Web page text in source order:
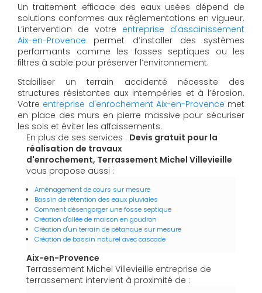
Un traitement efficace des eaux usées dépend de
solutions conformes aux réglementations en vigueur.
L’intervention de votre entreprise d'assainissement
Aix-en-Provence permet d’installer des systèmes
performants comme les fosses septiques ou les
filtres à sable pour préserver l’environnement.
Stabiliser un terrain accidenté nécessite des
structures résistantes aux intempéries et à l’érosion.
Votre entreprise d'enrochement Aix-en-Provence met
en place des murs en pierre massive pour sécuriser
les sols et éviter les affaissements.
En plus de ses services : Devis gratuit pour la
réalisation de travaux
d'enrochement, Terrassement Michel Villevieille
vous propose aussi :
Aménagement de cours sur mesure
Bassin de rétention des eaux pluviales
Comment désengorger une fosse septique
Création d'allée de maison en goudron
Création d'un terrain de pétanque sur mesure
Création de bassin naturel avec cascade
Aix-en-Provence
Terrassement Michel Villevieille entreprise de
terrassement intervient à proximité de :